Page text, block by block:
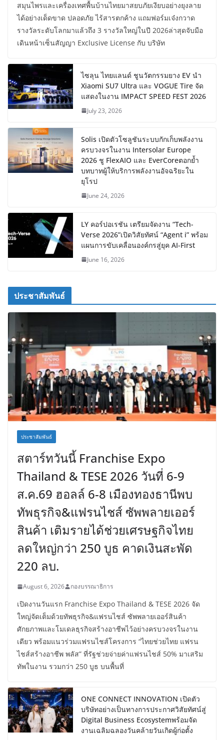
สมุนไพรและเครื่องเทศพื้นบ้านไทยมาสยบภัยเงียบอย่างยุงลาย
ได้อย่างเด็ดขาด ปลอดภัย ไร้สารตกค้าง แถมฟอร์มเจ๋งกวาด
รางวัลระดับโลกมาแล้วถึง 3 รางวัลใหญ่ในปี 2026ล่าสุดจับมือ
เดินหน้าเซ็นสัญญา Exclusive License กับ บริษัท
ไซลุน ไทยแลนด์ ชูนวัตกรรมยาง EV นำ
Xiaomi SU7 Ultra และ VOGUE Tire จัด
แสดงในงาน IMPACT SPEED FEST 2026
July 23, 2026
Solis เปิดตัวโซลูชันระบบกักเก็บพลังงาน
ครบวงจรในงาน Intersolar Europe
2026 ชู FlexAIO และ EverCoreตอกย้ำ
บทบาทผู้ให้บริการพลังงานอัจฉริยะใน
ยุโรป
June 24, 2026
LY คอร์ปอเรชัน เตรียมจัดงาน “Tech-
Verse 2026”เปิดวิสัยทัศน์ “Agent i” พร้อม
แผนการขับเคลื่อนองค์กรสู่ยุค AI-First
June 16, 2026
ประชาสัมพันธ์
ประชาสัมพันธ์
สตาร์ทวันนี้ Franchise Expo
Thailand & TESE 2026 วันที่ 6-9
ส.ค.69 ฮอลล์ 6-8 เมืองทองธานีพบ
ทัพธุรกิจ&แฟรนไชส์ ซัพพลายเออร์
สินค้า เติมรายได้ช่วยเศรษฐกิจไทย
ลดใหญ่กว่า 250 บูธ คาดเงินสะพัด
220 ลบ.
August 6, 2026 กองบรรณาธิการ
เปิดงานวันแรก Franchise Expo Thailand & TESE 2026 จัด
ใหญ่จัดเต็มด้วยทัพธุรกิจ&แฟรนไชส์ ซัพพลายเออร์สินค้า
ศักยภาพและโมเดลธุรกิจสร้างอาชีพไว้อย่างครบวงจรในงาน
เดียว พร้อมแนวร่วมแฟรนไชส์โครงการ “ไทยช่วยไทย แฟรน
ไชส์สร้างอาชีพ พลัส” ที่รัฐช่วยจ่ายค่าแฟรนไชส์ 50% มาเสริม
ทัพในงาน รวมกว่า 250 บูธ บนพื้นที่
ONE CONNECT INNOVATION เปิดตัว
บริษัทอย่างเป็นทางการประกาศวิสัยทัศน์สู่
Digital Business Ecosystemพร้อมจัด
งานเฉลิมฉลองวันคล้ายวันเกิดผู้ก่อตั้ง